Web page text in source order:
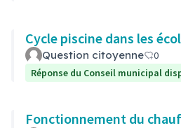
Cycle piscine dans les
Question citoyenne
0
Réponse du Conseil municipal
Fonctionnement du